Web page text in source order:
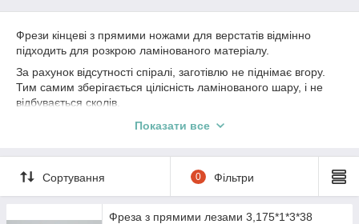
Фрези кінцеві з прямими ножами для верстатів відмінно
підходить для розкрою ламінованого матеріалу.
За рахунок відсутності спіралі, заготівлю не піднімає вгору.
Тим самим зберігається цілісність ламінованого шару, і не
відбувається сколів.
Застосовуються для розкрою фанери, ПВХ, МДФ, ДСП.
Показати все
Сортування 0 Фільтри
Фреза з прямими лезами 3,175*1*3*38